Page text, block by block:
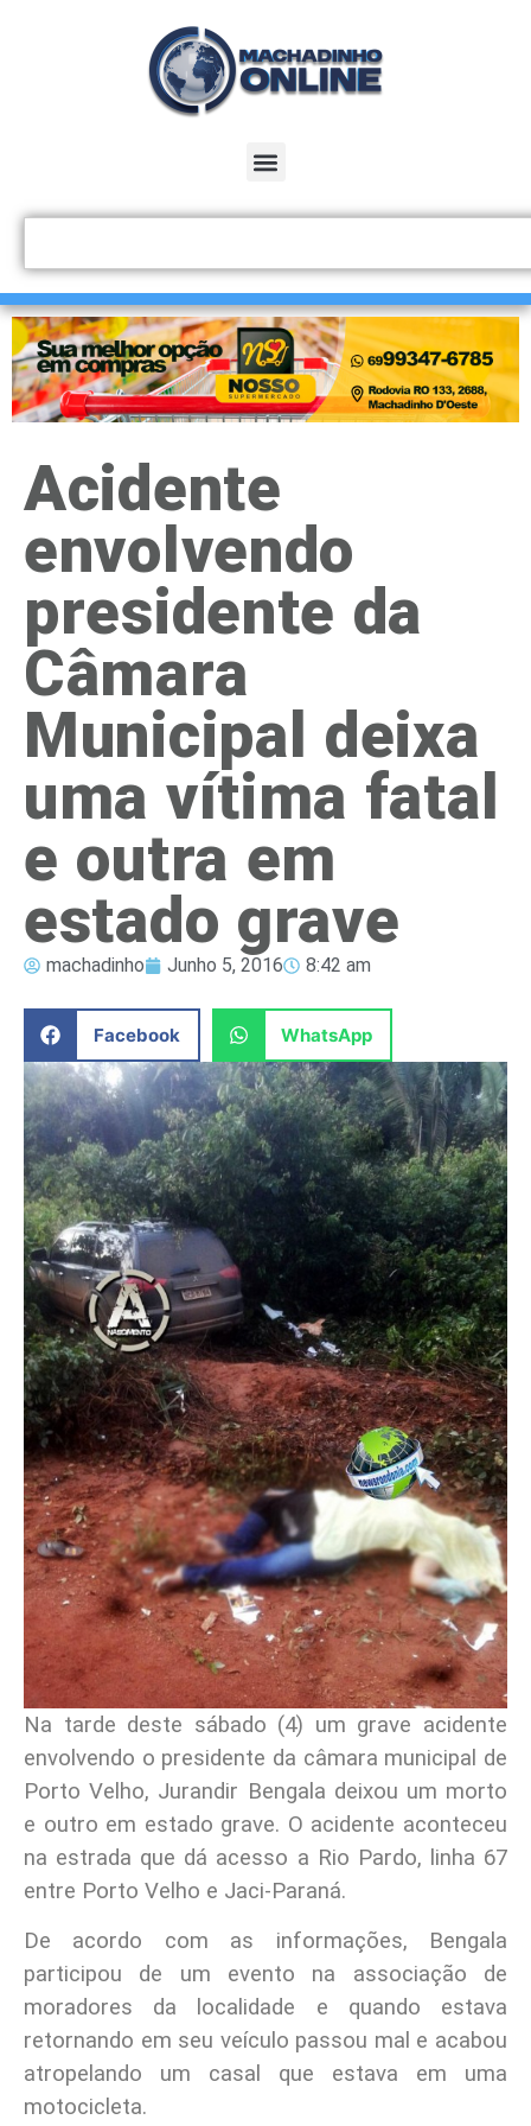
Acidente
envolvendo
presidente da
Câmara
Municipal deixa
uma vítima fatal
e outra em
estado grave
machadinho Junho 5, 2016 8:42 am
Facebook WhatsApp
Na tarde deste sábado (4) um grave acidente
envolvendo o presidente da câmara municipal de
Porto Velho, Jurandir Bengala deixou um morto
e outro em estado grave. O acidente aconteceu
na estrada que dá acesso a Rio Pardo, linha 67
entre Porto Velho e Jaci-Paraná.
De acordo com as informações, Bengala
participou de um evento na associação de
moradores da localidade e quando estava
retornando em seu veículo passou mal e acabou
atropelando um casal que estava em uma
motocicleta.